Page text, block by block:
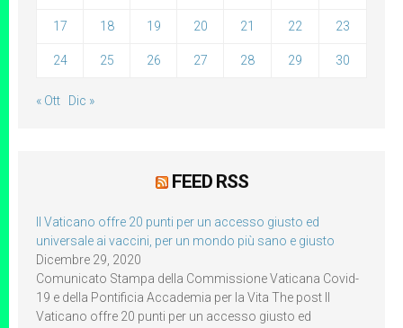
17 18 19 20 21 22 23
24 25 26 27 28 29 30
« Ott Dic »
FEED RSS
Il Vaticano offre 20 punti per un accesso giusto ed
universale ai vaccini, per un mondo più sano e giusto
Dicembre 29, 2020
Comunicato Stampa della Commissione Vaticana Covid-
19 e della Pontificia Accademia per la Vita The post Il
Vaticano offre 20 punti per un accesso giusto ed